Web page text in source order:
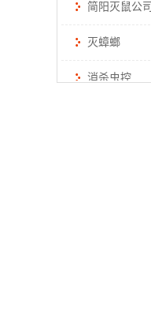
简阳灭鼠公司
灭蟑螂
消杀虫控